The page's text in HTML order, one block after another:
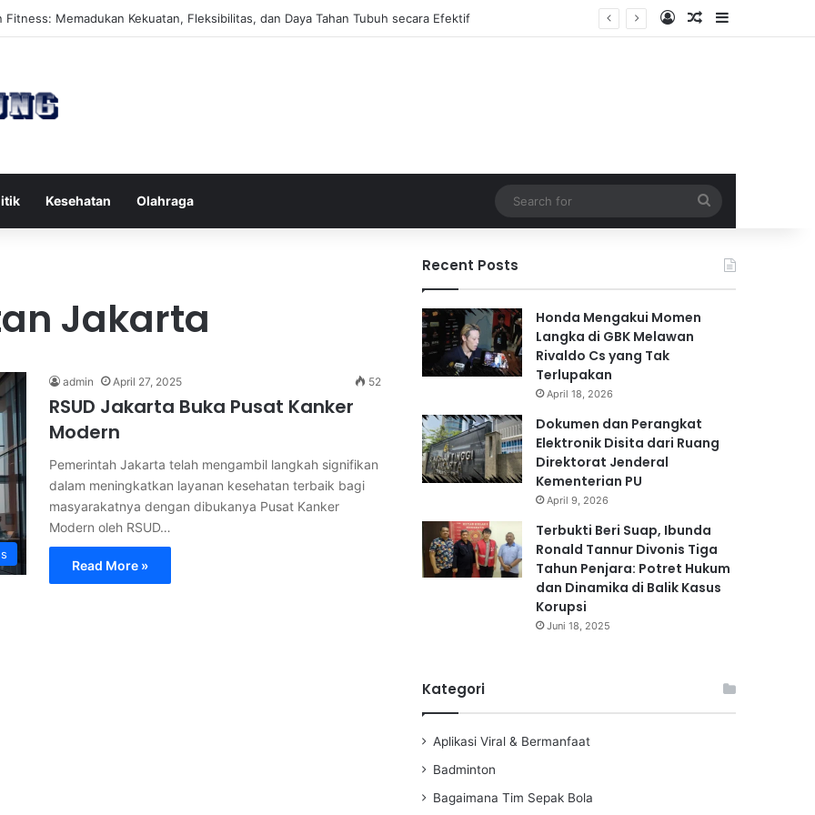
Reformer untuk Meningkatkan Kekuatan Otot Inti Secara Efektif Log InRandom Article
Sidebar
Kesehatan Olahraga
for
Jakarta
admin April 27, 2025 52
RSUD Jakarta Buka Pusat Kanker
Modern
Pemerintah Jakarta telah mengambil langkah signifikan
dalam meningkatkan layanan kesehatan terbaik bagi
masyarakatnya dengan dibukanya Pusat Kanker
Modern oleh RSUD…
Read More »
Recent Posts
Honda Mengakui Momen
Langka di GBK Melawan
Rivaldo Cs yang Tak
Terlupakan
April 18, 2026
Dokumen dan Perangkat
Elektronik Disita dari Ruang
Direktorat Jenderal
Kementerian PU
April 9, 2026
Terbukti Beri Suap, Ibunda
Ronald Tannur Divonis Tiga
Tahun Penjara: Potret Hukum
dan Dinamika di Balik Kasus
Korupsi
Juni 18, 2025
Kategori
Aplikasi Viral & Bermanfaat
Badminton
Bagaimana Tim Sepak Bola